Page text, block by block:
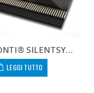
CONTI® SILENTSYNC P-1280
LEGGI TUTTO